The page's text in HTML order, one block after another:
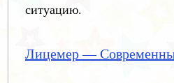
ситуацию.
Лицемер —